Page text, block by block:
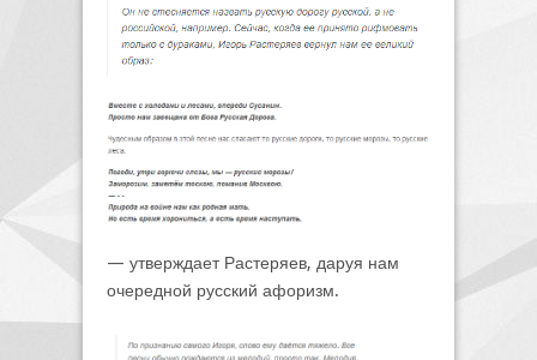
— утверждает Растеряев, даруя нам
очередной русский афоризм.